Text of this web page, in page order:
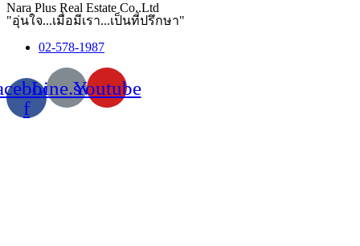
Nara Plus Real Estate Co,.Ltd
"อุ่นใจ...เมื่อมีเรา...เป็นที่ปรึกษา"
02-578-1987
f
Line.svgYoutube